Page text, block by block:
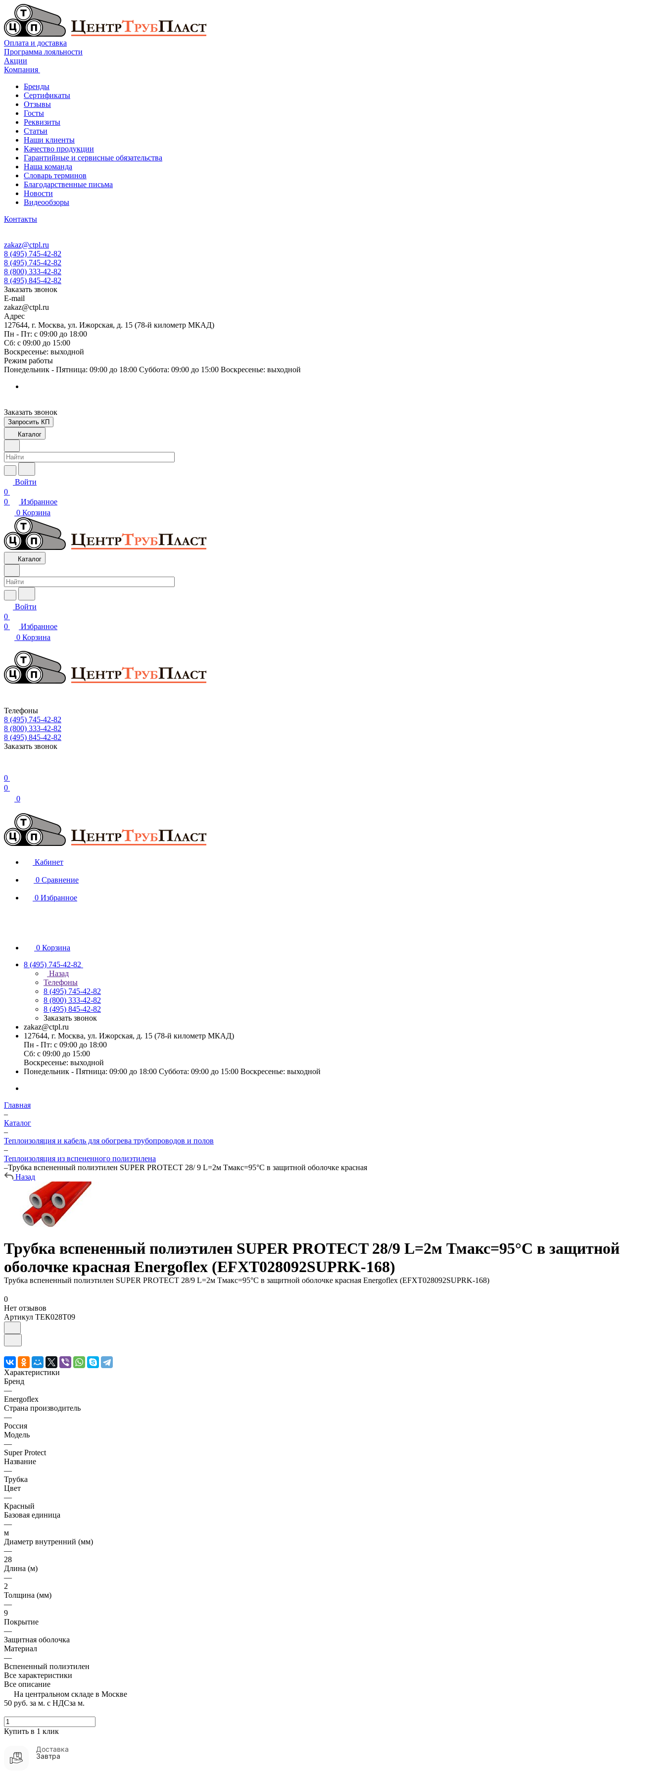
Оплата и доставка
Программа лояльности
Акции
Компания
Бренды
Сертификаты
Отзывы
Госты
Реквизиты
Статьи
Наши клиенты
Качество продукции
Гарантийные и сервисные обязательства
Наша команда
Словарь терминов
Благодарственные письма
Новости
Видеообзоры
Контакты
zakaz@ctpl.ru
8 (495) 745-42-82
8 (495) 745-42-82
8 (800) 333-42-82
8 (495) 845-42-82
Заказать звонок
E-mail
zakaz@ctpl.ru
Адрес
127644, г. Москва, ул. Ижорская, д. 15 (78-й километр МКАД)
Пн - Пт: с 09:00 до 18:00
Сб: с 09:00 до 15:00
Воскресенье: выходной
Режим работы
Понедельник - Пятница: 09:00 до 18:00 Суббота: 09:00 до 15:00 Воскресенье: выходной
Заказать звонок
Запросить КП
Каталог
Войти
0
0
Избранное
0 Корзина
Каталог
Войти
0
0
Избранное
0 Корзина
Телефоны
8 (495) 745-42-82
8 (800) 333-42-82
8 (495) 845-42-82
Заказать звонок
0
0
0
Кабинет
0 Сравнение
0 Избранное
0 Корзина
8 (495) 745-42-82
Назад
Телефоны
8 (495) 745-42-82
8 (800) 333-42-82
8 (495) 845-42-82
Заказать звонок
zakaz@ctpl.ru
127644, г. Москва, ул. Ижорская, д. 15 (78-й километр МКАД)
Пн - Пт: с 09:00 до 18:00
Сб: с 09:00 до 15:00
Воскресенье: выходной
Понедельник - Пятница: 09:00 до 18:00 Суббота: 09:00 до 15:00 Воскресенье: выходной
Главная
–
Каталог
–
Теплоизоляция и кабель для обогрева трубопроводов и полов
–
Теплоизоляция из вспененного полиэтилена
–Трубка вспененный полиэтилен SUPER PROTECT 28/ 9 L=2м Тмакс=95°C в защитной оболочке красная
Назад
Трубка вспененный полиэтилен SUPER PROTECT 28/9 L=2м Тмакс=95°C в защитной
оболочке красная Energoflex (EFXT028092SUPRK-168)
Трубка вспененный полиэтилен SUPER PROTECT 28/9 L=2м Тмакс=95°C в защитной оболочке красная Energoflex (EFXT028092SUPRK-168)
0
Нет отзывов
Артикул ТЕК028Т09
Характеристики
Бренд
—
Energoflex
Страна производитель
—
Россия
Модель
—
Super Protect
Название
—
Трубка
Цвет
—
Красный
Базовая единица
—
м
Диаметр внутренний (мм)
—
28
Длина (м)
—
2
Толщина (мм)
—
9
Покрытие
—
Защитная оболочка
Материал
—
Вспененный полиэтилен
Все характеристики
Все описание
На центральном складе в Москве
50 руб. за м. с НДСза м.
Купить в 1 клик
Доставка
Завтра